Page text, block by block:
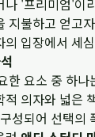
'프리미엄'이
지불하고 얻고
입장에서 세
한 요소 중 하
의자와 넓은
성되어 선택